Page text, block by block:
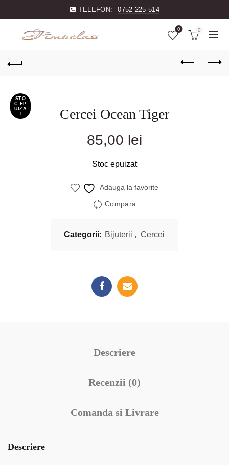
TELEFON: 0752 225 514
0 0
STO
C EP
UIZA
T
Cercei Ocean Tiger
85,00 lei
Stoc epuizat
Adauga la favorite
Compara
Categorii: Bijuterii , Cercei
Descriere
Recenzii (0)
Comanda si Livrare
Descriere